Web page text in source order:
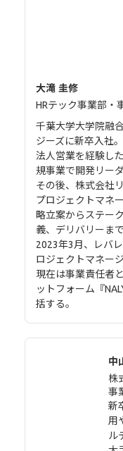
大滝 圭修
HRテック事業部・
千葉大学大学院融
ジーズに新卒入社。
法人営業を経験し
規事業で開発リー
その後、株式会社
プロジェクトマネ
略立案からステー
義、デリバリーま
2023年3月、レバ
ロジェクトマネー
現在は事業責任者
ットフォーム『
括する。
中
株
事
新
用
ル